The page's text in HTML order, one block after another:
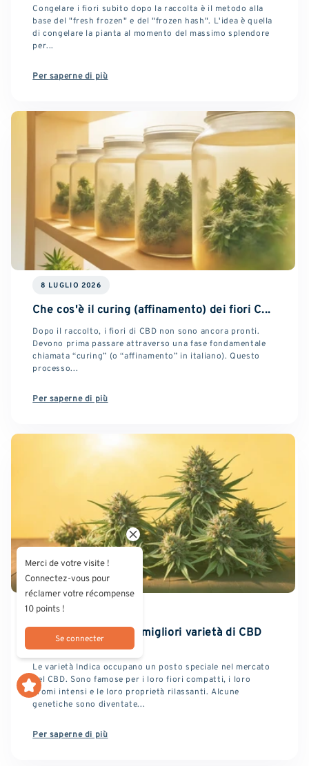
Congelare i fiori subito dopo la raccolta è il metodo alla
base del "fresh frozen" e del "frozen hash". L'idea è quella
di congelare la pianta al momento del massimo splendore
per...
Per saperne di più
8 LUGLIO 2026
Che cos'è il curing (affinamento) dei fiori C...
Dopo il raccolto, i fiori di CBD non sono ancora pronti.
Devono prima passare attraverso una fase fondamentale
chiamata “curing” (o “affinamento” in italiano). Questo
processo...
Per saperne di più
29 GIUGNO 2026
La nostra lista delle migliori varietà di CBD
Indica
Le varietà Indica occupano un posto speciale nel mercato
del CBD. Sono famose per i loro fiori compatti, i loro
aromi intensi e le loro proprietà rilassanti. Alcune
genetiche sono diventate...
Per saperne di più
Merci de votre visite !
Connectez-vous pour
réclamer votre récompense
10 points !
Se connecter